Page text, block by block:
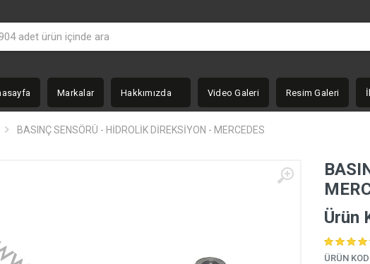
Markalar Hakkımızda Video Galeri Resim Galeri
BASINÇ SENSÖRÜ - HİDROLİK DİREKSİYON - MERCEDES
Ürün
ÜRÜN